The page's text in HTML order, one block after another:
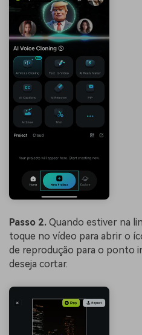
Passo 2. Quando estiver na
toque no vídeo para abrir o
de reprodução para o ponto
deseja cortar.